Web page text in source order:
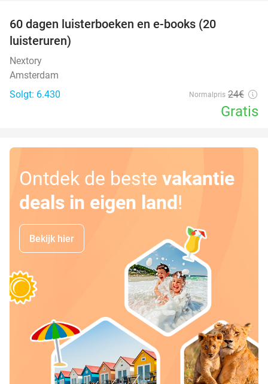
60 dagen luisterboeken en e-books (20
luisteruren)
Nextory
Amsterdam
Solgt: 6.430
Normalpris 24€
Gratis
Ontdek de beste vakantie
deals in eigen land!
Bekijk hier